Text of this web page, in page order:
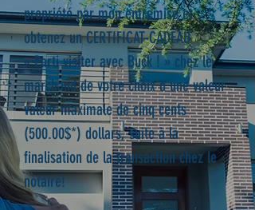
propriété par mon entremise et
obtenez un CERTIFICAT-CADEAU
« Parti visiter avec Buck ! » chez le
marchand de votre choix d’une valeur
valeur maximale de cinq cents
(500.00$*) dollars, suite à la
finalisation de la transaction chez le
notaire!